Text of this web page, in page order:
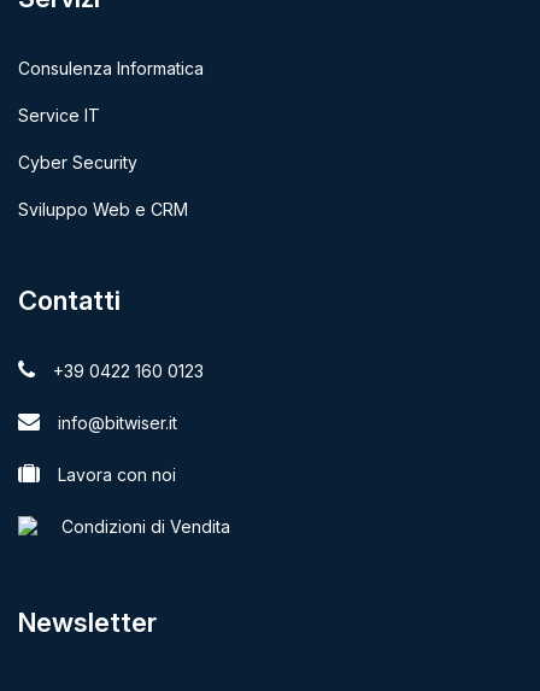
Consulenza Informatica
Service IT
Cyber Security
Sviluppo Web e CRM
Contatti
+39 0422 160 0123
info@bitwiser.it
Lavora con noi
Condizioni di Vendita
Newsletter